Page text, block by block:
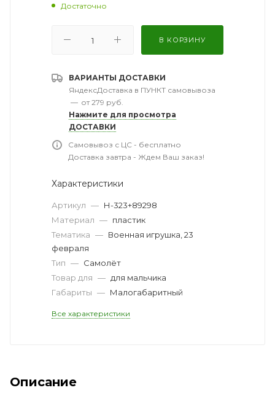
Достаточно
В КОРЗИНУ
ВАРИАНТЫ ДОСТАВКИ
ЯндексДоставка в ПУНКТ самовывоза
— от 279 руб.
Нажмите для просмотра
ДОСТАВКИ
Самовывоз с ЦС - бесплатно
Доставка завтра - Ждем Ваш заказ!
Характеристики
Артикул — Н-323+89298
Материал — пластик
Тематика — Военная игрушка, 23
февраля
Тип — Самолёт
Товар для — для мальчика
Габариты — Малогабаритный
Все характеристики
Описание